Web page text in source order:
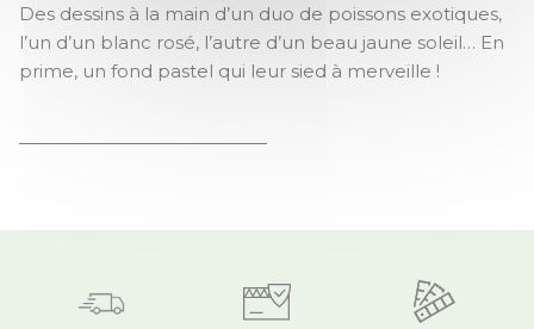
Des dessins à la main d’un duo de poissons exotiques,
l’un d’un blanc rosé, l’autre d’un beau jaune soleil… En
prime, un fond pastel qui leur sied à merveille !